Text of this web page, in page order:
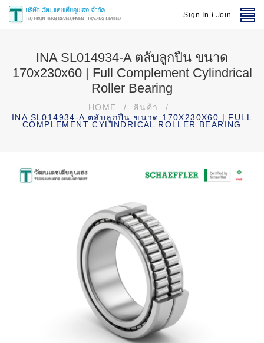
Sign In / Join
INA SL014934-A ตลับลูกปืน ขนาด
170x230x60 | Full Complement Cylindrical
Roller Bearing
HOME / สินค้า
/
INA SL014934-A ตลับลูกปืน ขนาด 170X230X60 | FULL
COMPLEMENT CYLINDRICAL ROLLER BEARING